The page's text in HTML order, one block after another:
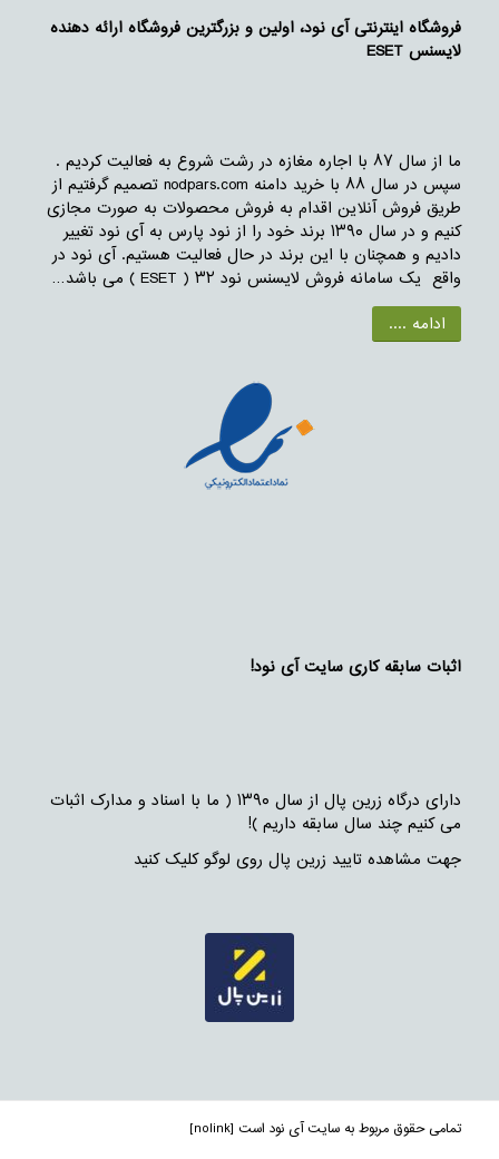
فروشگاه اینترنتی آی نود، اولین و بزرگترین فروشگاه ارائه دهنده
لایسنس ESET
ما از سال ۸۷ با اجاره مغازه در رشت شروع به فعالیت کردیم .
سپس در سال ۸۸ با خرید دامنه nodpars.com تصمیم گرفتیم از
طریق فروش آنلاین اقدام به فروش محصولات به صورت مجازی
کنیم و در سال ۱۳۹۰ برند خود را از نود پارس به آی نود تغییر
دادیم و همچنان با این برند در حال فعالیت هستیم. آی نود در
واقع یک سامانه فروش لایسنس نود ۳۲ ( ESET ) می باشد…
ادامه ....
اثبات سابقه کاری سایت آی نود!
دارای درگاه زرین پال از سال ۱۳۹۰ ( ما با اسناد و مدارک اثبات
می کنیم چند سال سابقه داریم )!
جهت مشاهده تایید زرین پال روی لوگو کلیک کنید
تمامی حقوق مربوط به سایت آی نود است [nolink]